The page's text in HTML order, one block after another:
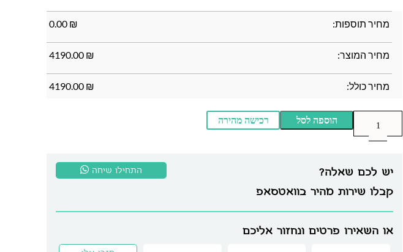
מחיר תוספות: ₪
0.00
מחיר המוצר: ₪
4190.00
מחיר כולל: ₪
4190.00
הוספה לסל רכישה מהירה
יש לכם שאלה?
קבלו שירות מהיר בוואטסאפ
התחילו שיחה
או השאירו פרטים ונחזור אליכם